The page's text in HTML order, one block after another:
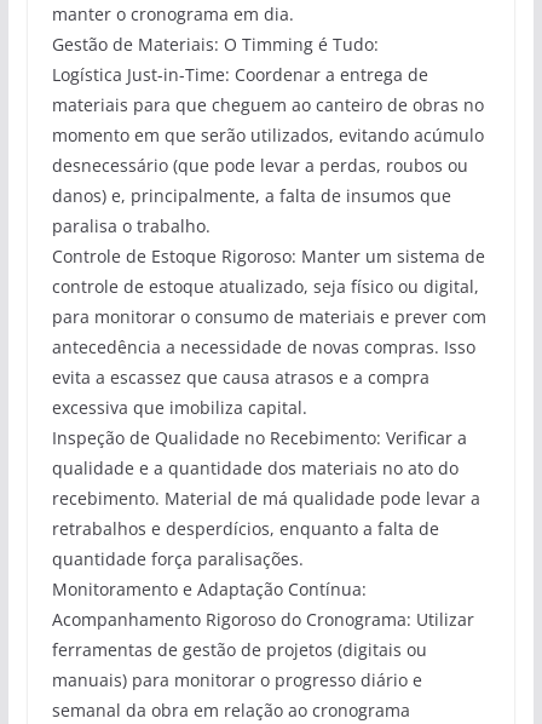
manter o cronograma em dia.
Gestão de Materiais: O Timming é Tudo:
Logística Just-in-Time: Coordenar a entrega de
materiais para que cheguem ao canteiro de obras no
momento em que serão utilizados, evitando acúmulo
desnecessário (que pode levar a perdas, roubos ou
danos) e, principalmente, a falta de insumos que
paralisa o trabalho.
Controle de Estoque Rigoroso: Manter um sistema de
controle de estoque atualizado, seja físico ou digital,
para monitorar o consumo de materiais e prever com
antecedência a necessidade de novas compras. Isso
evita a escassez que causa atrasos e a compra
excessiva que imobiliza capital.
Inspeção de Qualidade no Recebimento: Verificar a
qualidade e a quantidade dos materiais no ato do
recebimento. Material de má qualidade pode levar a
retrabalhos e desperdícios, enquanto a falta de
quantidade força paralisações.
Monitoramento e Adaptação Contínua:
Acompanhamento Rigoroso do Cronograma: Utilizar
ferramentas de gestão de projetos (digitais ou
manuais) para monitorar o progresso diário e
semanal da obra em relação ao cronograma